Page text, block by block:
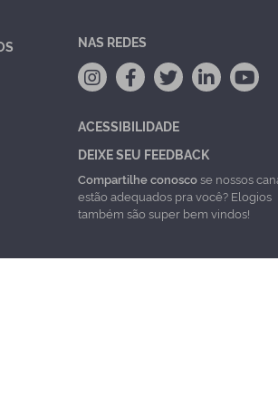
NAS REDES
ACESSIBILIDADE
DEIXE SEU FEEDBACK
Compartilhe conoscose nossos
estão adequados pra você? Elogios
também são super bem vindos!